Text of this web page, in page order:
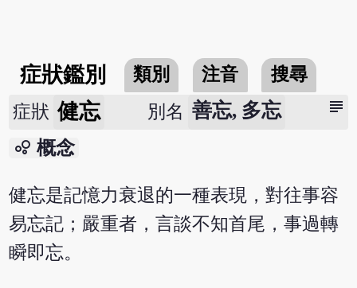
症狀鑑別 類別 注音 搜尋
subject
症狀 健忘 別名 善忘, 多忘
bubble_chart 概念
健忘是記憶力衰退的一種表現，對往事容
易忘記；嚴重者，言談不知首尾，事過轉
瞬即忘。